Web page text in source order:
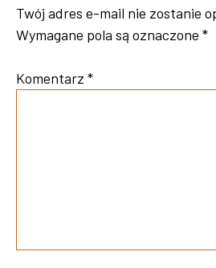
Twój adres e-mail nie zostanie
Wymagane pola są oznaczone *
Komentarz *